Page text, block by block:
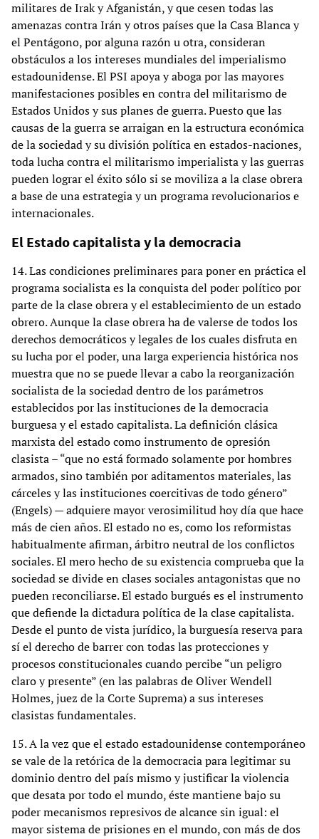
militares de Irak y Afganistán, y que cesen todas las
amenazas contra Irán y otros países que la Casa Blanca y
el Pentágono, por alguna razón u otra, consideran
obstáculos a los intereses mundiales del imperialismo
estadounidense. El PSI apoya y aboga por las mayores
manifestaciones posibles en contra del militarismo de
Estados Unidos y sus planes de guerra. Puesto que las
causas de la guerra se arraigan en la estructura económica
de la sociedad y su división política en estados-naciones,
toda lucha contra el militarismo imperialista y las guerras
pueden lograr el éxito sólo si se moviliza a la clase obrera
a base de una estrategia y un programa revolucionarios e
internacionales.
El Estado capitalista y la democracia
14. Las condiciones preliminares para poner en práctica el
programa socialista es la conquista del poder político por
parte de la clase obrera y el establecimiento de un estado
obrero. Aunque la clase obrera ha de valerse de todos los
derechos democráticos y legales de los cuales disfruta en
su lucha por el poder, una larga experiencia histórica nos
muestra que no se puede llevar a cabo la reorganización
socialista de la sociedad dentro de los parámetros
establecidos por las instituciones de la democracia
burguesa y el estado capitalista. La definición clásica
marxista del estado como instrumento de opresión
clasista – “que no está formado solamente por hombres
armados, sino también por aditamentos materiales, las
cárceles y las instituciones coercitivas de todo género”
(Engels) — adquiere mayor verosimilitud hoy día que hace
más de cien años. El estado no es, como los reformistas
habitualmente afirman, árbitro neutral de los conflictos
sociales. El mero hecho de su existencia comprueba que la
sociedad se divide en clases sociales antagonistas que no
pueden reconciliarse. El estado burgués es el instrumento
que defiende la dictadura política de la clase capitalista.
Desde el punto de vista jurídico, la burguesía reserva para
sí el derecho de barrer con todas las protecciones y
procesos constitucionales cuando percibe “un peligro
claro y presente” (en las palabras de Oliver Wendell
Holmes, juez de la Corte Suprema) a sus intereses
clasistas fundamentales.
15. A la vez que el estado estadounidense contemporáneo
se vale de la retórica de la democracia para legitimar su
dominio dentro del país mismo y justificar la violencia
que desata por todo el mundo, éste mantiene bajo su
poder mecanismos represivos de alcance sin igual: el
mayor sistema de prisiones en el mundo, con más de dos